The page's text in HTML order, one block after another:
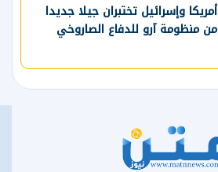
أمريكا وإسرائيل تختبران جيلا جديدا
من منظومة آرو للدفاع الصاروخي